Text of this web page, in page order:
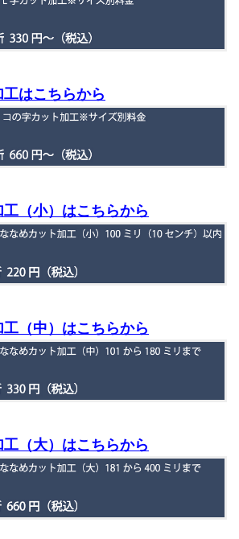
はこちらから
（小）はこちらから
（中）はこちらから
（大）はこちらから